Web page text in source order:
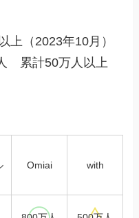
上（2023年10月）
累計50万人以上
Omiai with